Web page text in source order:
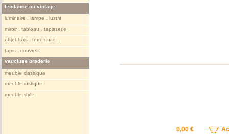
tendance ou vintage
luminaire . lampe . lustre
miroir . tableau . tapisserie
objet bois . terre cuite ...
tapis . couvrelit
vaucluse braderie
meuble classique
meuble rustique
meuble style
0,00 €